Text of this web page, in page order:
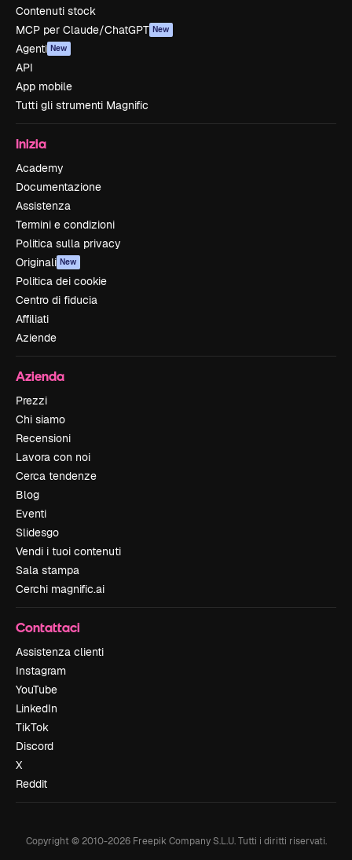
Contenuti stock
MCP per Claude/ChatGPT New
Agenti New
API
App mobile
Tutti gli strumenti Magnific
Inizia
Academy
Documentazione
Assistenza
Termini e condizioni
Politica sulla privacy
Originali New
Politica dei cookie
Centro di fiducia
Affiliati
Aziende
Azienda
Prezzi
Chi siamo
Recensioni
Lavora con noi
Cerca tendenze
Blog
Eventi
Slidesgo
Vendi i tuoi contenuti
Sala stampa
Cerchi magnific.ai
Contattaci
Assistenza clienti
Instagram
YouTube
LinkedIn
TikTok
Discord
X
Reddit
Copyright © 2010-2026Freepik Company S.L.U. Tutti i diritti riservati.